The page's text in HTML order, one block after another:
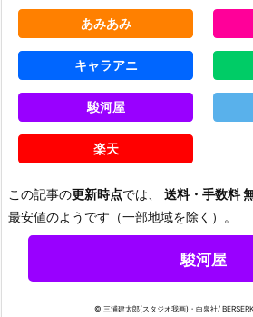
あみあみ
キャラアニ
駿河屋
楽天
この記事の更新時点では、 送料・手数料
最安値のようです（一部地域を除く）。
駿河屋
© 三浦建太郎(スタジオ我画)・白泉社/